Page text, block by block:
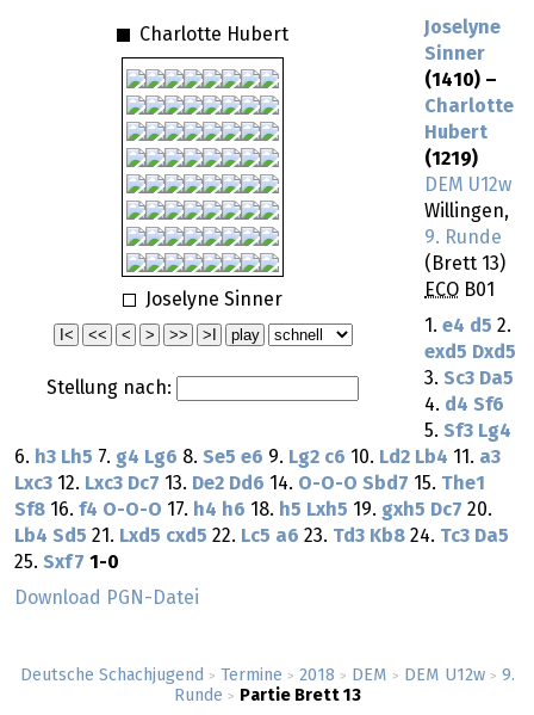
Deutsche Schachjugend > Termine > 2018 > DEM > DEM U12w > 9.
Runde > Partie Brett 13
Charlotte Hubert
Joselyne Sinner
Stellung nach:
Joselyne
Sinner
(1410) –
Charlotte
Hubert
(1219)
DEM U12w
Willingen,
9. Runde
(Brett 13)
ECO B01
1. e4 d5 2.
exd5 Dxd5
3. Sc3 Da5
4. d4 Sf6
5. Sf3 Lg4
6. h3 Lh5 7. g4 Lg6 8. Se5 e6 9. Lg2 c6 10. Ld2 Lb4 11. a3
Lxc3 12. Lxc3 Dc7 13. De2 Dd6 14. O-O-O Sbd7 15. The1
Sf8 16. f4 O-O-O 17. h4 h6 18. h5 Lxh5 19. gxh5 Dc7 20.
Lb4 Sd5 21. Lxd5 cxd5 22. Lc5 a6 23. Td3 Kb8 24. Tc3 Da5
25. Sxf7 1-0
Download PGN-Datei